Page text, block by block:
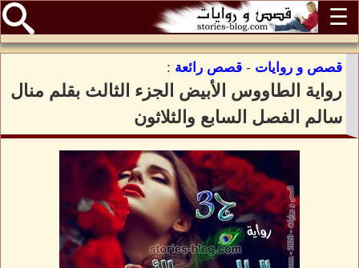
☰
قصص و روايات - قصص رائعة :
رواية الطاووس الأبيض الجزء الثالث بقلم منال
سالم الفصل السابع والثلاثون